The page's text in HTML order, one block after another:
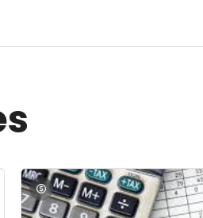
Image du cours Comptabilité